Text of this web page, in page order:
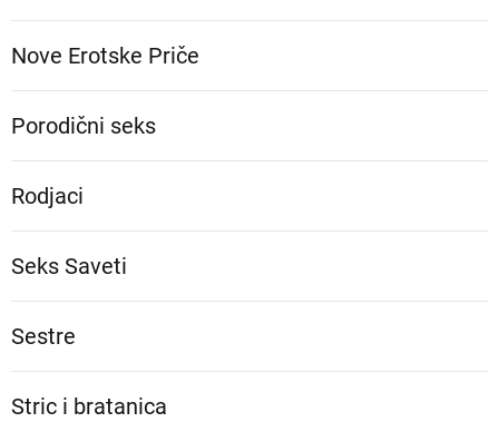
Nove Erotske Priče
Porodični seks
Rodjaci
Seks Saveti
Sestre
Stric i bratanica